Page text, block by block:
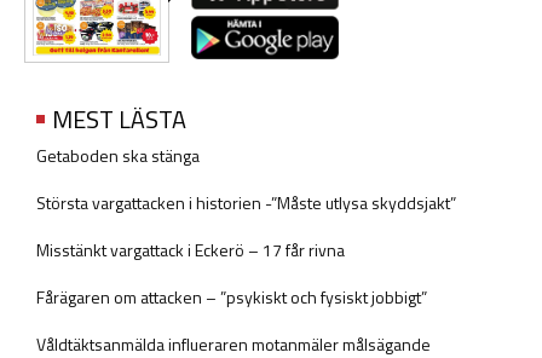
MEST LÄSTA
Getaboden ska stänga
Största vargattacken i historien -”Måste utlysa skyddsjakt”
Misstänkt vargattack i Eckerö – 17 får rivna
Fårägaren om attacken – ”psykiskt och fysiskt jobbigt”
Våldtäktsanmälda influeraren motanmäler målsägande